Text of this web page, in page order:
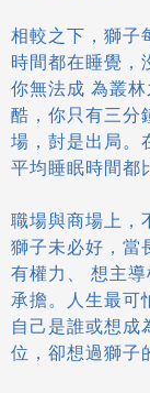
相較之下，獅子
時間都在睡覺，
你無法成 為叢
酷，你只有三分
場，尌是出局。
平均睡眠時間都
職場與商場上，
獅子未必好，當
有權力、 想主
承擔。人生最可
自己是誰或想成
位，卻想過獅子